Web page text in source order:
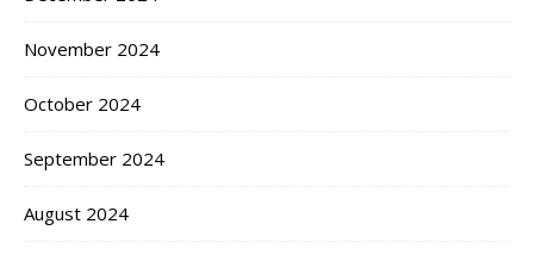
November 2024
October 2024
September 2024
August 2024